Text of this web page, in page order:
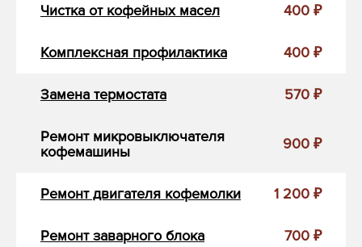
Чистка от кофейных масел 400 ₽
Комплексная профилактика 400 ₽
Замена термостата 570 ₽
Ремонт микровыключателя
кофемашины
900 ₽
Ремонт двигателя кофемолки 1 200 ₽
Ремонт заварного блока 700 ₽